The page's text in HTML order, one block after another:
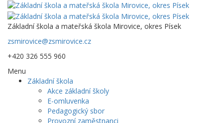
Základní škola a mateřská škola Mirovice, okres Písek
zsmirovice@zsmirovice.cz
+420 326 555 960
Menu
Základní škola
Akce základní školy
E-omluvenka
Pedagogický sbor
Provozní zaměstnanci